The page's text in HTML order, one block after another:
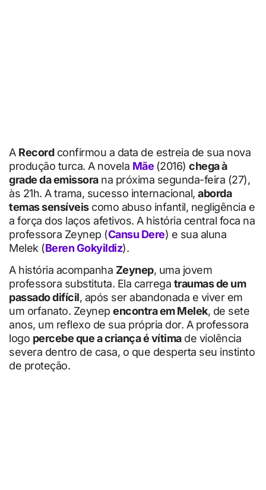
A Recordconfirmou a data de estreia de sua nova
produção turca. A novela Mãe (2016) chega à
grade da emissorana próxima segunda-feira (27),
às 21h. A trama, sucesso internacional, aborda
temas sensíveiscomo abuso infantil, negligência e
a força dos laços afetivos. A história central foca na
professora Zeynep (Cansu Dere) e sua aluna
Melek (Beren Gokyildiz).
A história acompanha Zeynep, uma jovem
professora substituta. Ela carrega traumas de um
passado difícil, após ser abandonada e viver em
um orfanato. Zeynep encontra em Melek, de sete
anos, um reflexo de sua própria dor. A professora
logo percebe que a criança é vítimade violência
severa dentro de casa, o que desperta seu instinto
de proteção.